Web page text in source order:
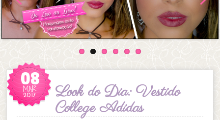
08
MAR
2017
Look do Dia: Vestido
College Adidas